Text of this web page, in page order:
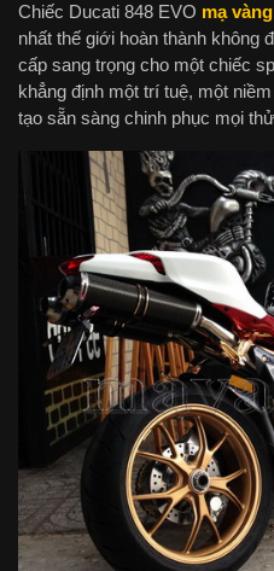
Chiếc Ducati 848 EVO mạ vàng
nhất thế giới hoàn thành không
cấp sang trọng cho một chiếc
khẳng định một trí tuệ, một
tạo sẵn sàng chinh phục mọi